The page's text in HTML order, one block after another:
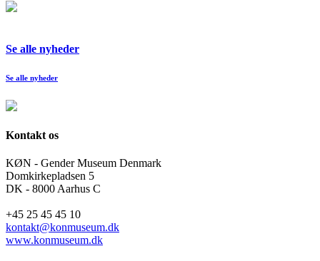
Se alle nyheder
Se alle nyheder
Kontakt os
KØN - Gender Museum Denmark
Domkirkepladsen 5
DK - 8000 Aarhus C
+45 25 45 45 10
kontakt@konmuseum.dk
www.konmuseum.dk